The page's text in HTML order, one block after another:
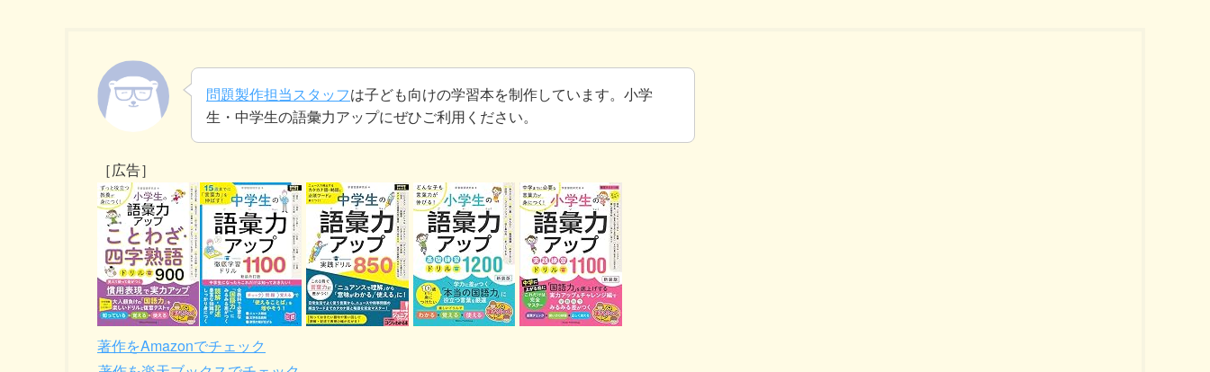
問題製作担当スタッフは子ども向けの学習本を制作しています。小学
生・中学生の語彙力アップにぜひご利用ください。
［広告］
著作をAmazonでチェック